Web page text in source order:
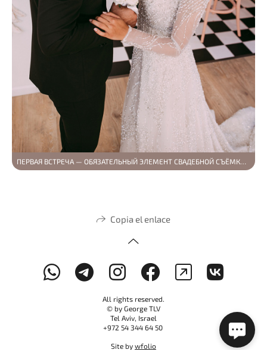
ПЕРВАЯ ВСТРЕЧА — ОБЯЗАТЕЛЬНЫЙ ЭЛЕМЕНТ СВАДЕБНОЙ СЪЁМКИ (EHAB И KATERYNA)
Copia el enlace
All rights reserved.
© by George TLV
Tel Aviv, Israel
+972 54 344 64 50
Site by wfolio